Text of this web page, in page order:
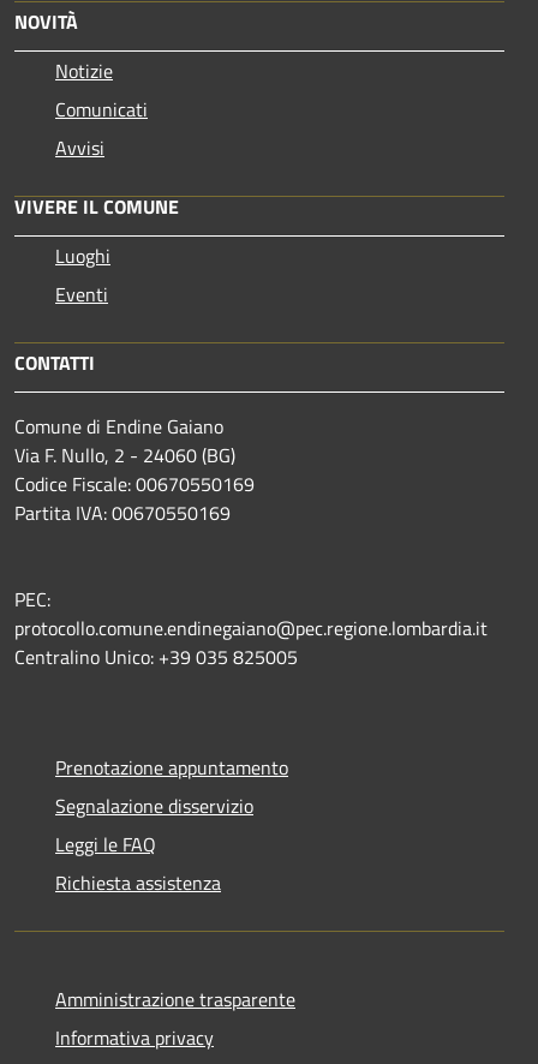
NOVITÀ
Notizie
Comunicati
Avvisi
VIVERE IL COMUNE
Luoghi
Eventi
CONTATTI
Comune di Endine Gaiano
Via F. Nullo, 2 - 24060 (BG)
Codice Fiscale: 00670550169
Partita IVA: 00670550169
PEC:
protocollo.comune.endinegaiano@pec.regione.lombardia.it
Centralino Unico: +39 035 825005
Prenotazione appuntamento
Segnalazione disservizio
Leggi le FAQ
Richiesta assistenza
Amministrazione trasparente
Informativa privacy